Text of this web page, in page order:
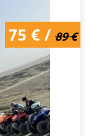
75 € / 89 €